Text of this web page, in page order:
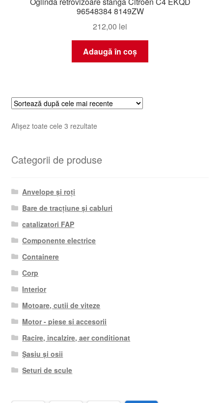
96548384 8149ZW
212,00 lei
Adaugă în coș
Afișez toate cele 3 rezultateSortat
mai
Categorii de produse
Anvelope și roți
Bare de tracțiune și cabluri
catalizatori FAP
Componente electrice
Containere
Corp
Interior
Motoare, cutii de viteze
Motor - piese si accesorii
Racire, incalzire, aer conditionat
Șasiu și osii
Seturi de scule